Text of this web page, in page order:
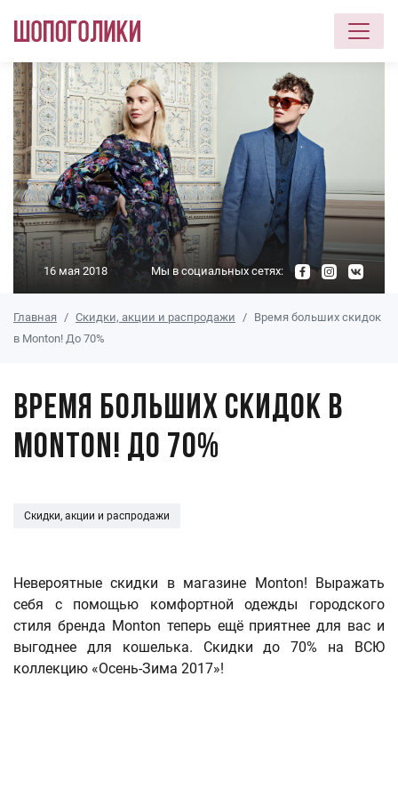
Перейти к основному содержанию
16 мая 2018 Мы в социальных сетях:
Главная Скидки, акции и распродажи
Время больших скидок
в Monton! До 70%
Время больших скидок в
Monton! До 70%
Скидки, акции и распродажи
Невероятные скидки в магазине Monton! Выражать
себя с помощью комфортной одежды городского
стиля бренда Monton теперь ещё приятнее для вас и
выгоднее для кошелька. Скидки до 70% на ВСЮ
коллекцию «Осень-Зима 2017»!